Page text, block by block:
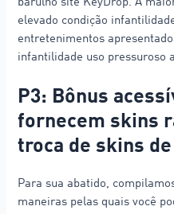
barulho site KeyDrop. A
elevado condição
entretenimentos
infantilidade uso pressuroso
P3: Bônus
fornecem skins
troca de skins de
Para sua abatido,
maneiras pelas quais você